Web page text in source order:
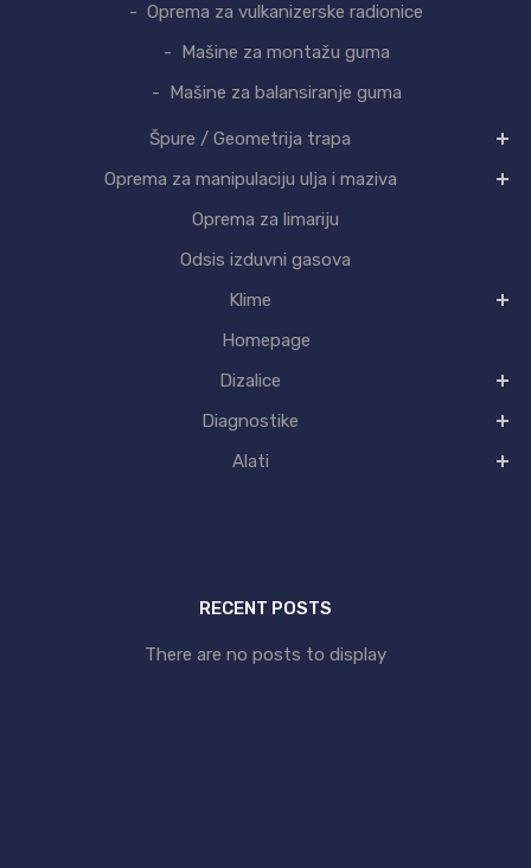
Oprema za vulkanizerske radionice
Mašine za montažu guma
Mašine za balansiranje guma
Špure / Geometrija trapa
Oprema za manipulaciju ulja i maziva
Oprema za limariju
Odsis izduvni gasova
Klime
Homepage
Dizalice
Diagnostike
Alati
RECENT POSTS
There are no posts to display